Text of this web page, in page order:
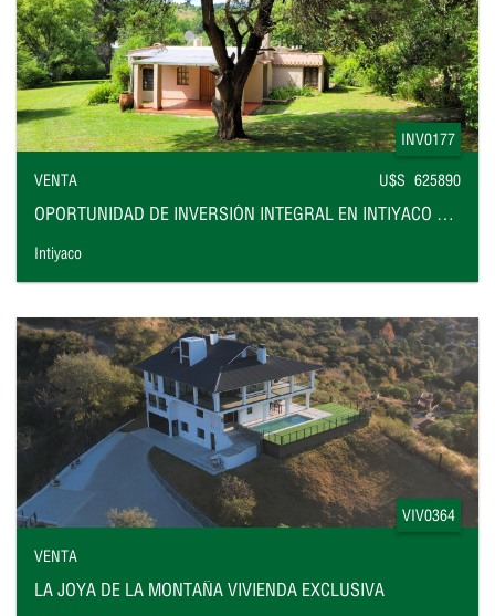
INV0177
VENTA U$S 625890
OPORTUNIDAD DE INVERSIÓN INTEGRAL EN INTIYACO FRENTE AL RÍO
Intiyaco
VIV0364
VENTA
LA JOYA DE LA MONTAÑA VIVIENDA EXCLUSIVA